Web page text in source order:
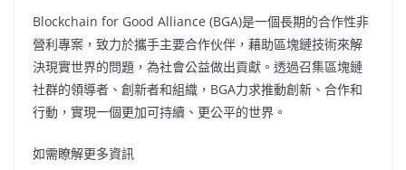
Blockchain for Good Alliance (BGA)是一個長期的合作性非
營利專案，致力於攜手主要合作伙伴，藉助區塊鏈技術來解
決現實世界的問題，為社會公益做出貢獻。透過召集區塊鏈
社群的領導者、創新者和組織，BGA力求推動創新、合作和
行動，實現一個更加可持續、更公平的世界。
如需瞭解更多資訊